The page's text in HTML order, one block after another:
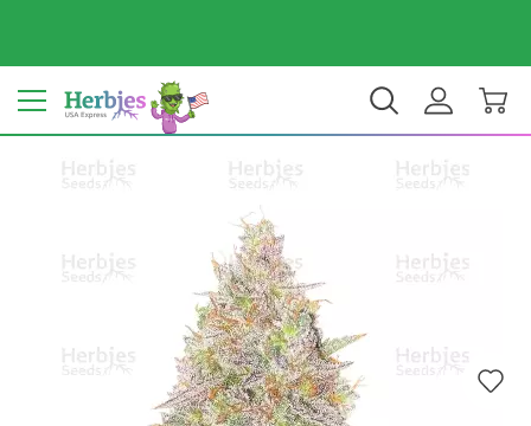
Dein Land: Vereinigte Staaten $ USD DE